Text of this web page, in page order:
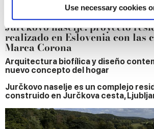
Find out more about how your personal
and set your preferences in thedetails
We use cookies to personalise content
provide social media features and to
We also share information about your
may combine it with other information
of their services.
Use necessary cookies
Complejo residencial
Jurčkovo naselje: proyecto
realizado en Eslovenia con las
Marca Corona
Arquitectura biofílica y diseño
nuevo concepto del hogar
Jurčkovo naselje es un complejo
construido en Jurčkova cesta,